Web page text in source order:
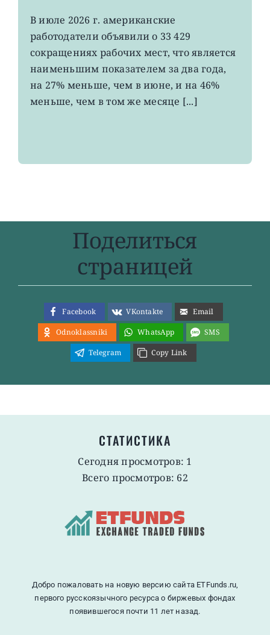
число
мест
за
два
года
В июле 2026 г. американские
работодатели объявили о 33 429
сокращениях рабочих мест, что является
наименьшим показателем за два года,
на 27% меньше, чем в июне, и на 46%
меньше, чем в том же месяце [...]
Поделиться
страницей
Facebook VKontakte
Email
Odnoklassniki
WhatsApp
SMS
Telegram
Copy Link
СТАТИСТИКА
Сегодня просмотров: 1
Всего просмотров: 62
Добро пожаловать на новую версию сайта ETFunds.ru,
первого русскоязычного ресурса о биржевых фондах
появившегося почти 11 лет назад.